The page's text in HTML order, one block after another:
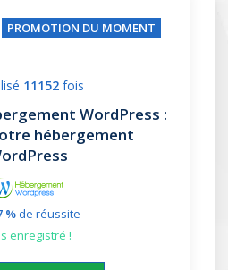
PROMOTION DU MOMENT
11152 fois
WordPress :
hébergement
%de réussite
enregistré !